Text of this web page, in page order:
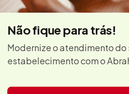
Não fique para trás!
Modernize o atendimento do
estabelecimento com o